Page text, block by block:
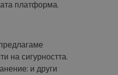
платформа.
на сигурността.
и други